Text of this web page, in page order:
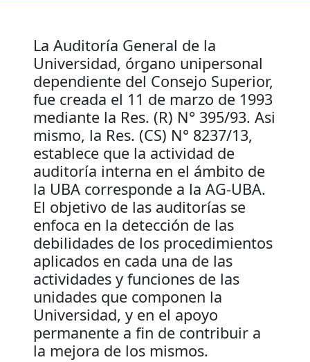
La Auditoría General de la
Universidad, órgano unipersonal
dependiente del Consejo Superior,
fue creada el 11 de marzo de 1993
mediante la Res. (R) N° 395/93. Asi
mismo, la Res. (CS) N° 8237/13,
establece que la actividad de
auditoría interna en el ámbito de
la UBA corresponde a la AG-UBA.
El objetivo de las auditorías se
enfoca en la detección de las
debilidades de los procedimientos
aplicados en cada una de las
actividades y funciones de las
unidades que componen la
Universidad, y en el apoyo
permanente a fin de contribuir a
la mejora de los mismos.